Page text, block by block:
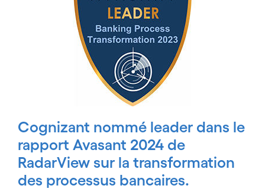
Cognizant nommé leader dans le
rapport Avasant 2024 de
RadarView sur la transformation
des processus bancaires.